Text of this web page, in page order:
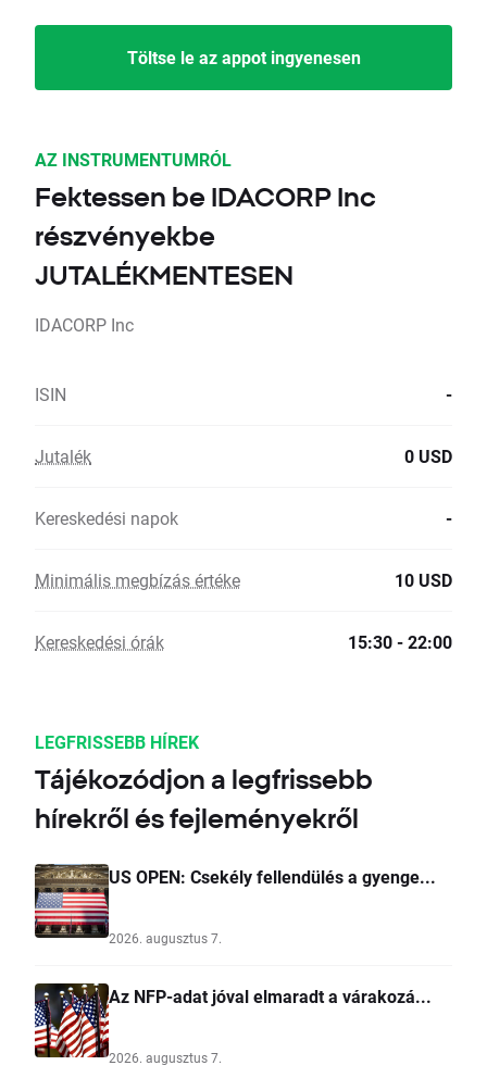
Töltse le az appot ingyenesen
AZ INSTRUMENTUMRÓL
Fektessen be IDACORP Inc
részvényekbe
JUTALÉKMENTESEN
IDACORP Inc
ISIN -
Jutalék 0 USD
Kereskedési napok -
Minimális megbízás értéke 10 USD
Kereskedési órák 15:30 - 22:00
LEGFRISSEBB HÍREK
Tájékozódjon a legfrissebb
hírekről és fejleményekről
US OPEN: Csekély fellendülés a gyenge...
2026. augusztus 7.
Az NFP-adat jóval elmaradt a várakozá...
2026. augusztus 7.